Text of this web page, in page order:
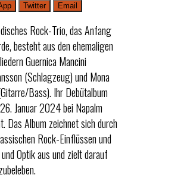
Twitter Email
Rock-Trio, das Anfang
besteht aus den ehemaligen
Guernica Mancini
(Schlagzeug) und Mona
Bass). Ihr Debütalbum
Januar 2024 bei Napalm
Das Album zeichnet sich durch
Rock-Einflüssen und
Optik aus und zielt darauf